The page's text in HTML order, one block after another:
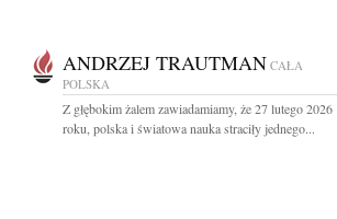
ANDRZEJ TRAUTMAN CAŁA
POLSKA
Z głębokim żalem zawiadamiamy, że 27 lutego 2026
roku, polska i światowa nauka straciły jednego...